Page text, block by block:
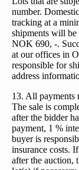
number.
tracking at a
shipments will
NOK 690, -.
at our offices in
responsible for
address
13. All payments
The sale is
after the bidder
payment, 1 %
buyer is
insurance costs.
after the auction,